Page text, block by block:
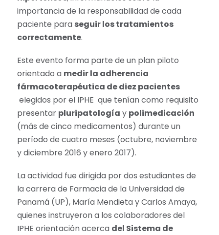
importancia de la responsabilidad de cada
paciente para seguir los tratamientos
correctamente.
Este evento forma parte de un plan piloto
orientado a medir la adherencia
fármacoterapéutica de diez pacientes
elegidos por el IPHE que tenían como requisito
presentar pluripatología y polimedicación
(más de cinco medicamentos) durante un
período de cuatro meses (octubre, noviembre
y diciembre 2016 y enero 2017).
La actividad fue dirigida por dos estudiantes de
la carrera de Farmacia de la Universidad de
Panamá (UP), María Mendieta y Carlos Amaya,
quienes instruyeron a los colaboradores del
IPHE orientación acerca del Sistema de